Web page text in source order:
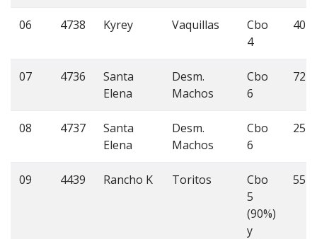
06 4738 Kyrey Vaquillas
Cbo
4
40
07 4736
Santa
Elena
Desm.
Machos
Cbo
6
72
08 4737
Santa
Elena
Desm.
Machos
Cbo
6
25
09 4439 Rancho K Toritos
Cbo
5
(90%)
y
55